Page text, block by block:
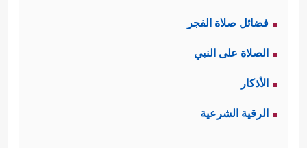
فضائل صلاة الفجر
الصلاة على النبي
الأذكار
الرقية الشرعية